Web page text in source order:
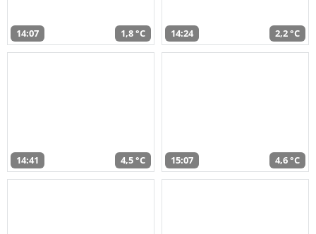
14:07 1,8 °C 14:24 2,2 °C
14:41 4,5 °C 15:07 4,6 °C